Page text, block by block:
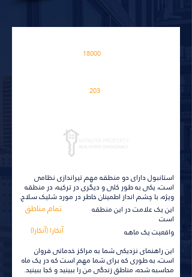
18000
203
استانبول دارای دو منطقه مهم تیراندازی نظامی
است، یکی به طور کلی و دیگری در ترکیه، در منطقه
ویژه، با چشم انداز اطمینان خاطر در مورد شلیک سلاح.
تمام مناطق این یک علامت در این منطقه
است
آنکارا (آنکارا)
واقعیت یک ماهه
این راهنمای نزدیکی شما به مراکز خدماتی فروان
است، به طوری که برای شما مهم است که در یک ماه
محاسبه شده، مناطق زندگی من را ببینید و کجا ببینید.